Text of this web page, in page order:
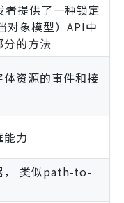
者提供了一种锁定
对象模型）API中
分的方法
体资源的事件和接
能力
， 类似path-to-